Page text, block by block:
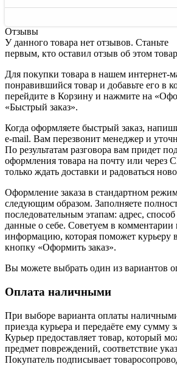
Отзывы
У данного товара нет отзывов. Станьте
первым, кто оставил отзыв об этом
Для покупки товара в нашем интернет-
понравившийся товар и добавьте его в
перейдите в Корзину и нажмите на
«Быстрый заказ».
Когда оформляете быстрый заказ,
e-mail. Вам перезвонит менеджер и
По результатам разговора вам придет
оформления товара на почту или через
только ждать доставки и радоваться
Оформление заказа в стандартном
следующим образом. Заполняете
последовательным этапам: адрес,
данные о себе. Советуем в комментарии
информацию, которая поможет курьеру
кнопку «Оформить заказ».
Вы можете выбрать один из вариантов
Оплата наличными
При выборе варианта оплаты
приезда курьера и передаёте ему сумму
Курьер предоставляет товар, который
предмет повреждений, соответствие
Покупатель подписывает